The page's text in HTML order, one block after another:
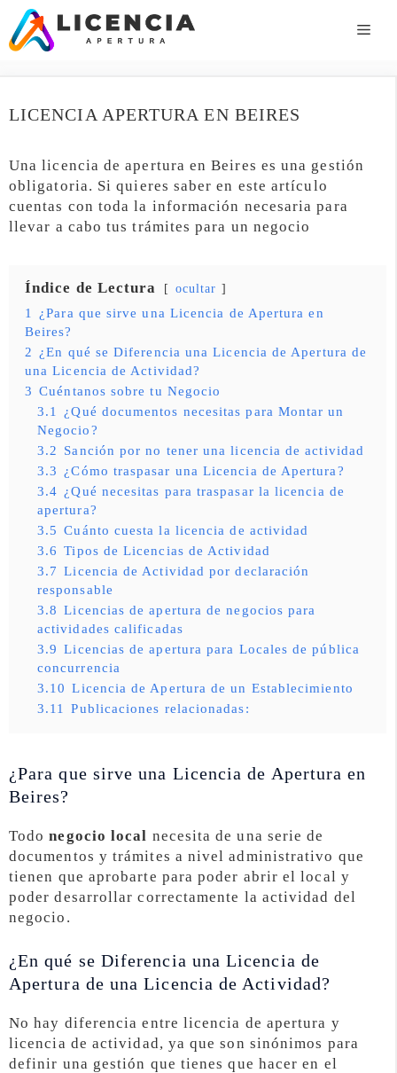
Saltar
contenido
LICENCIA APERTURA EN BEIRES
Una licencia de apertura en Beires es una gestión
obligatoria. Si quieres saber en este artículo
cuentas con toda la información necesaria para
llevar a cabo tus trámites para un negocio
Índice de Lectura ocultar
1
¿Para que sirve una Licencia de Apertura en
Beires?
2 ¿En qué se Diferencia una Licencia de Apertura de
una Licencia de Actividad?
3 Cuéntanos sobre tu Negocio
3.1
¿Qué documentos necesitas para Montar un
Negocio?
3.2 Sanción por no tener una licencia de actividad
3.3 ¿Cómo traspasar una Licencia de Apertura?
3.4 ¿Qué necesitas para traspasar la licencia de
apertura?
3.5 Cuánto cuesta la licencia de actividad
3.6 Tipos de Licencias de Actividad
3.7 Licencia de Actividad por declaración
responsable
3.8 Licencias de apertura de negocios para
actividades calificadas
3.9 Licencias de apertura para Locales de pública
concurrencia
3.10 Licencia de Apertura de un Establecimiento
3.11
Publicaciones relacionadas:
¿Para que sirve una Licencia de Apertura en
Beires?
Todonegocio local necesita de una serie de
documentos y trámites a nivel administrativo que
tienen que aprobarte para poder abrir el local y
poder desarrollar correctamente la actividad del
negocio.
¿En qué se Diferencia una Licencia de
Apertura de una Licencia de Actividad?
No hay diferencia entre licencia de apertura y
licencia de actividad, ya que son sinónimos para
definir una gestión que tienes que hacer en el